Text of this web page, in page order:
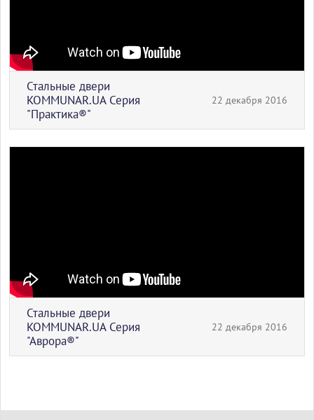
Стальные двери
KOMMUNAR.UA Серия
"Практика®"
22 декабря 2016
Стальные двери
KOMMUNAR.UA Серия
"Аврора®"
22 декабря 2016